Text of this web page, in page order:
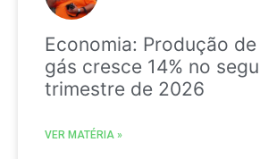
Economia: Produção
gás cresce 14% no
trimestre de 2026
VER MATÉRIA »